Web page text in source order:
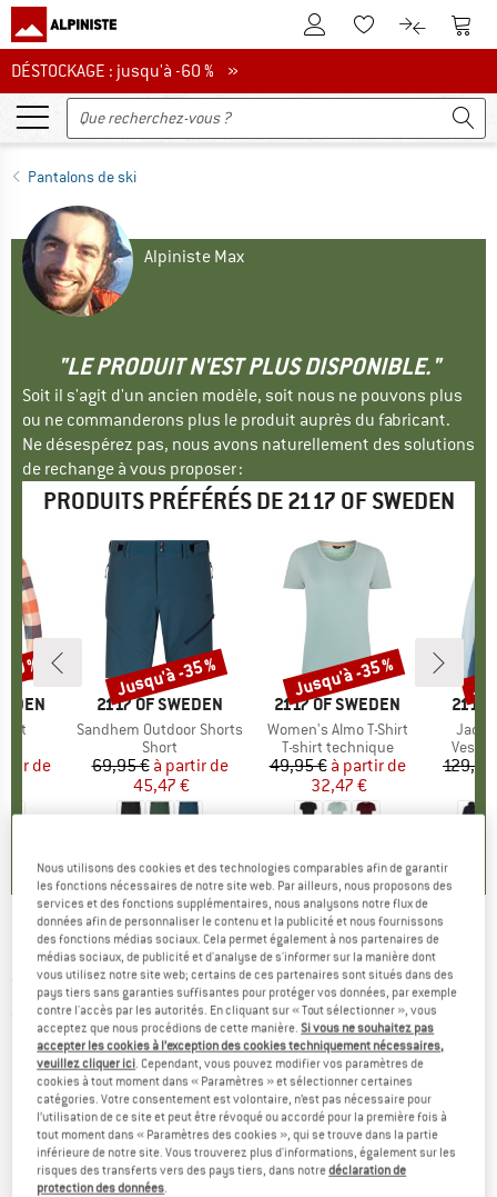
Vers le compte client
Vers la liste
Vers le
DÉSTOCKAGE : jusqu'à -60 %
DÉSTOCKAGE : jusqu'à -60 % »
Pantalons de ski
Alpiniste Max
"LE PRODUIT N'EST PLUS DISPONIBLE."
Soit il s'agit d'un ancien modèle, soit nous ne pouvons plus
ou ne commanderons plus le produit auprès du fabricant.
Ne désespérez pas, nous avons naturellement des solutions
de rechange à vous proposer :
PRODUITS PRÉFÉRÉS DE 2117 OF SWEDEN
réduit
de
%
MARQUE
2117 OF SWEDEN
Article
Sandhem Outdoor Shorts
Product group
Short
Prix
69,95 € Prix réduit
à partir de
45,47 €
Remise
Jusqu'à -35 %
MARQUE
2117 OF SWEDEN
Article
Women's Almo T-Shirt
Product group
T-shirt technique
Prix
49,95 € Prix réduit
à partir de
32,47 €
Remise
Jusqu'à -35 %
2117
Article
Veste
2117 OF SWEDEN -Edum Pant - Pantalon de
ski
(0)
Nous utilisons des cookies et des technologies comparables afin de garantir
les fonctions nécessaires de notre site web. Par ailleurs, nous proposons des
services et des fonctions supplémentaires, nous analysons notre flux de
données afin de personnaliser le contenu et la publicité et nous fournissons
des fonctions médias sociaux. Cela permet également à nos partenaires de
médias sociaux, de publicité et d'analyse de s'informer sur la manière dont
vous utilisez notre site web; certains de ces partenaires sont situés dans des
pays tiers sans garanties suffisantes pour protéger vos données, par exemple
contre l'accès par les autorités. En cliquant sur « Tout sélectionner », vous
acceptez que nous procédions de cette manière.Si vous ne souhaitez pas
accepter les cookies à l’exception des cookies techniquement nécessaires,
veuillez cliquer ici. Cependant, vous pouvez modifier vos paramètres de
cookies à tout moment dans « Paramètres » et sélectionner certaines
catégories. Votre consentement est volontaire, n’est pas nécessaire pour
l’utilisation de ce site et peut être révoqué ou accordé pour la première fois à
tout moment dans « Paramètres des cookies », qui se trouve dans la partie
inférieure de notre site. Vous trouverez plus d'informations, également sur les
risques des transferts vers des pays tiers, dans notredéclaration de
protection des données.